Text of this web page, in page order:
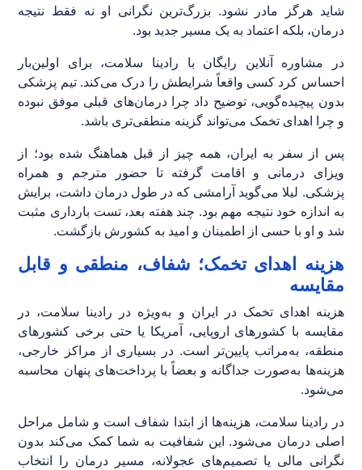
شاید هرگز مادر نشود. بزرگ‌ترین نگرانی او نه فقط نتیجه
درمان، بلکه اعتماد به یک مسیر جدید بود.
در مشاوره آنلاین رایگان با رادینا سلامت، برای اولین‌بار
احساس کرد کسی واقعاً شرایطش را درک می‌کند. تیم پزشکی
بدون پیچیده‌گویی، توضیح داد چرا درمان‌های قبلی موفق نبوده
و چرا اهدای تخمک می‌تواند گزینه منطقی‌تری باشد.
پس از سفر به ایران، همه چیز از قبل هماهنگ شده بود؛ از
ویزای درمانی و اقامت گرفته تا حضور مترجم و همراه
پزشکی. لیلا می‌گوید آرامشی که در طول درمان داشت، برایش
به اندازه خود نتیجه مهم بود. چند هفته بعد، تست بارداری مثبت
شد و او با حسی از اطمینان و امید به کشورش بازگشت.
هزینه اهدای تخمک؛ شفاف، منطقی و قابل
مقایسه
هزینه اهدای تخمک در ایران و به‌ویژه در رادینا سلامت، در
مقایسه با کشورهای اروپایی، آمریکا یا حتی برخی کشورهای
منطقه، به‌مراتب پایین‌تر است. در بسیاری از مراکز خارجی،
هزینه‌ها به‌صورت جداگانه و بعضاً با پرداخت‌های پنهان محاسبه
می‌شود.
در رادینا سلامت، هزینه‌ها از ابتدا شفاف است و شامل مراحل
اصلی درمان می‌شود. این شفافیت به شما کمک می‌کند بدون
نگرانی مالی یا تصمیم‌های عجولانه، مسیر درمان را انتخاب